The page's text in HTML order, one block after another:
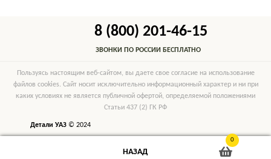
8 (800) 201-46-15
ЗВОНКИ ПО РОССИИ БЕСПЛАТНО
0
Пользуясь настоящим веб-сайтом, вы даете свое согласие на использование
файлов cookies. Сайт носит исключительно информационный характер и ни при
каких условиях не является публичной офертой, определяемой положениями
Статьи 437 (2) ГК РФ
Детали УАЗ © 2024